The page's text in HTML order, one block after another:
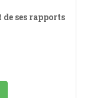
ses rapports